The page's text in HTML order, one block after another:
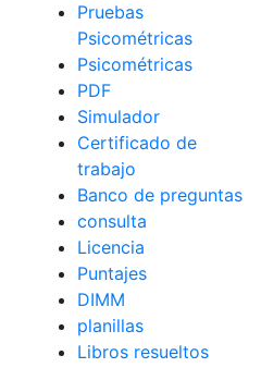
Pruebas
Psicométricas
Psicométricas
PDF
Simulador
Certificado de
trabajo
Banco de preguntas
consulta
Licencia
Puntajes
DIMM
planillas
Libros resueltos